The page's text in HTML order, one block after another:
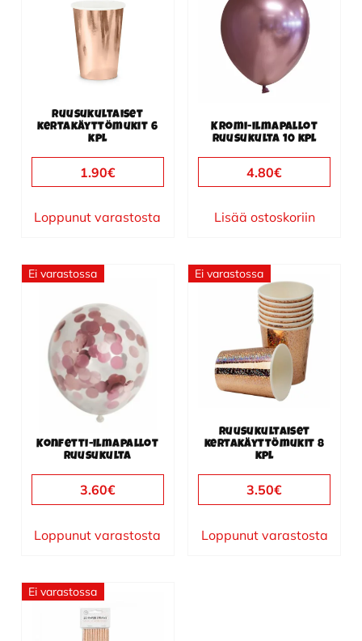
Ruusukultaiset
kertakäyttömukit 6
kpl
1.90€
Loppunut varastosta
Kromi-ilmapallot
ruusukulta 10 kpl
4.80€
Lisää ostoskoriin
Ei varastossa
Konfetti-ilmapallot
ruusukulta
3.60€
Loppunut varastosta
Ei varastossa
Ruusukultaiset
kertakäyttömukit 8
kpl
3.50€
Loppunut varastosta
Ei varastossa